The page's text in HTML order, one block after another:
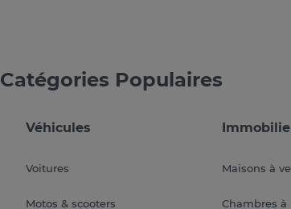
Catégories Populaires
Véhicules
Voitures
Motos & scooters
Maisons à
Chambres à